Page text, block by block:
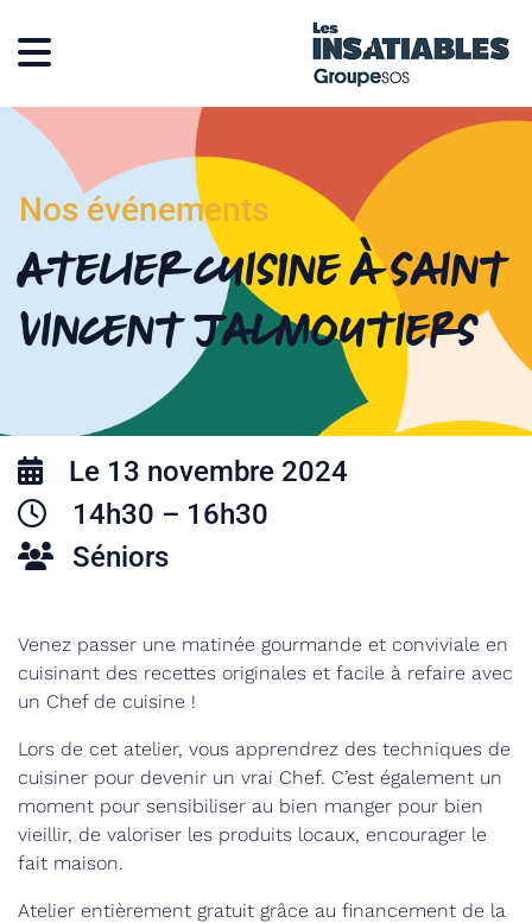
Nos événements
Atelier cuisine à Saint
Vincent Jalmoutiers
Le 13 novembre 2024
14h30 – 16h30
Séniors
Venez passer une matinée gourmande et conviviale en
cuisinant des recettes originales et facile à refaire avec
un Chef de cuisine !
Lors de cet atelier, vous apprendrez des techniques de
cuisiner pour devenir un vrai Chef. C’est également un
moment pour sensibiliser au bien manger pour bien
vieillir, de valoriser les produits locaux, encourager le
fait maison.
Atelier entièrement gratuit grâce au financement de la